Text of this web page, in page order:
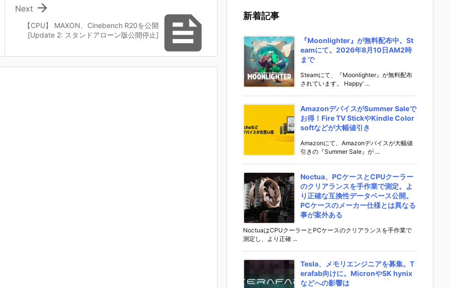

【CPU】 MAXON、Cinebench R20を公開
[Update 2: スタンドアローン版公開停止]

Next
新着記事
『Moonlighter』が無料配布中。St
eamにて。2026年8月10日AM2時
まで
Steamにて、『Moonlighter』が無料配布
されています。 Happy’ ...
AmazonデバイスがSummer Saleで
お得！Fire TV StickやKindle Color
softなどが大幅値引き
Amazonにて、Amazonデバイスが大幅値
引きの『Summer Sale』が ...
Noctua、PCケースとCPUクーラー
のクリアランスを手作業で測定。よ
り正確な互換性データベース公開。
PCケースのメーカー仕様とは異なる
事が案外ある
NoctuaはCPUクーラーとPCケースのクリアランスを手作業で
測定し、より正確 ...
Tesla、メモリエンジニアを募集。T
erafab向けに。MicronやSK hynix
などへの影響は